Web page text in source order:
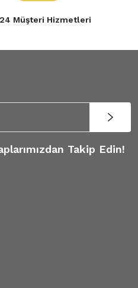
Müşteri Hizmetleri
Takip Edin!